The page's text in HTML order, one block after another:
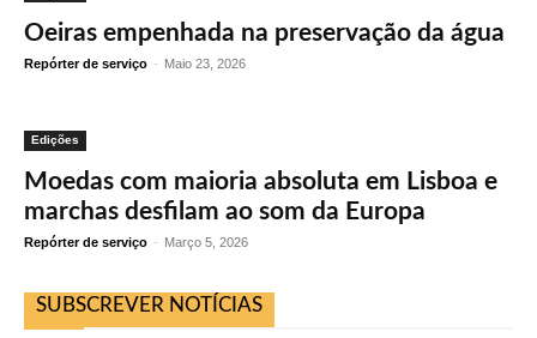
Oeiras empenhada na preservação da água
Repórter de serviço - Maio 23, 2026
Edições
Moedas com maioria absoluta em Lisboa e
marchas desfilam ao som da Europa
Repórter de serviço - Março 5, 2026
SUBSCREVER NOTÍCIAS